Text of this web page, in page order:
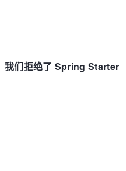
我们拒绝了 Spring Starter